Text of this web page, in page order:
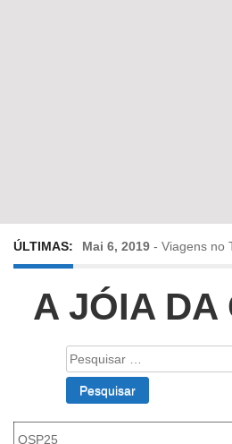
ÚLTIMAS: Mai 6, 2019 - Viagens no
Abr 24, 2019 -Diz-me a
Fev 22, 2019
Roriz
A JÓIA DA
Pesquisar
por: